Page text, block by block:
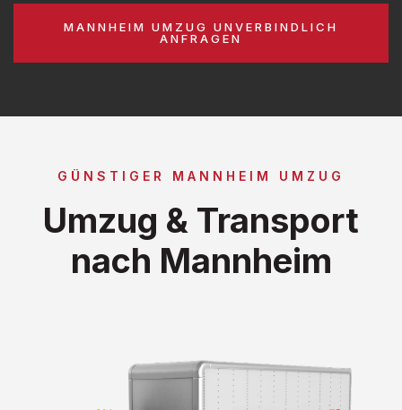
MANNHEIM UMZUG UNVERBINDLICH
ANFRAGEN
GÜNSTIGER MANNHEIM UMZUG
Umzug & Transport
nach Mannheim